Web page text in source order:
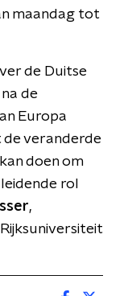
maandag tot
de Duitse
de
Europa
de veranderde
doen om
rol
,